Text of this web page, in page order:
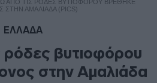
ΑΠΌ ΤΙΣ ΡΌΔΕΣ ΒΥΤΙΟΦΌΡΟΥ ΒΡΈΘΗΚΕ
ΣΤΗΝ ΑΜΑΛΙΆΔΑ (PICS)
ΕΛΛΑΔΑ
ρόδες βυτιοφόρου
στην Αμαλιάδα